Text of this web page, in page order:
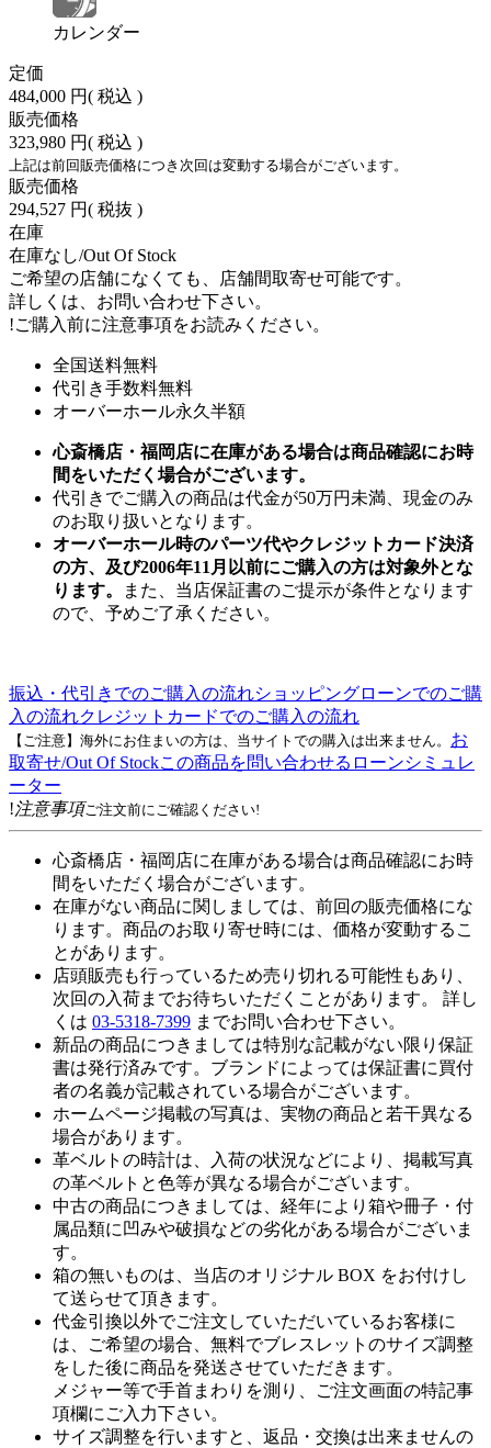
カレンダー
定価
484,000 円( 税込 )
販売価格
323,980 円( 税込 )
上記は前回販売価格につき次回は変動する場合がございます。
販売価格
294,527 円( 税抜 )
在庫
在庫なし/Out Of Stock
ご希望の店舗になくても、店舗間取寄せ可能です。
詳しくは、お問い合わせ下さい。
!ご購入前に注意事項をお読みください。
全国送料無料
代引き手数料無料
オーバーホール永久半額
心斎橋店・福岡店に在庫がある場合は商品確認にお時
間をいただく場合がございます。
代引きでご購入の商品は代金が50万円未満、現金のみ
のお取り扱いとなります。
オーバーホール時のパーツ代やクレジットカード決済
の方、及び2006年11月以前にご購入の方は対象外とな
ります。
また、当店保証書のご提示が条件となります
ので、予めご了承ください。
振込・代引きでのご購入の流れショッピングローンでのご購
入の流れクレジットカードでのご購入の流れ
【ご注意】海外にお住まいの方は、当サイトでの購入は出来ません。 お
取寄せ/Out Of Stockこの商品を問い合わせる ローンシミュレ
ーター
!注意事項ご注文前にご確認ください!
心斎橋店・福岡店に在庫がある場合は商品確認にお時
間をいただく場合がございます。
在庫がない商品に関しましては、前回の販売価格にな
ります。商品のお取り寄せ時には、価格が変動するこ
とがあります。
店頭販売も行っているため売り切れる可能性もあり、
次回の入荷までお待ちいただくことがあります。 詳し
くは 03-5318-7399 までお問い合わせ下さい。
新品の商品につきましては特別な記載がない限り保証
書は発行済みです。ブランドによっては保証書に買付
者の名義が記載されている場合がございます。
ホームページ掲載の写真は、実物の商品と若干異なる
場合があります。
革ベルトの時計は、入荷の状況などにより、掲載写真
の革ベルトと色等が異なる場合がございます。
中古の商品につきましては、経年により箱や冊子・付
属品類に凹みや破損などの劣化がある場合がございま
す。
箱の無いものは、当店のオリジナル BOX をお付けし
て送らせて頂きます。
代金引換以外でご注文していただいているお客様に
は、ご希望の場合、無料でブレスレットのサイズ調整
をした後に商品を発送させていただきます。
メジャー等で手首まわりを測り、ご注文画面の特記事
項欄にご入力下さい。
サイズ調整を行いますと、返品・交換は出来ませんの